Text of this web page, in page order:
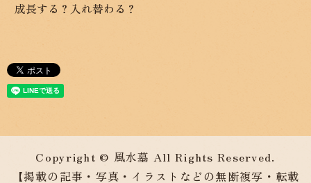
成長する？入れ替わる？
Copyright © 風水墓 All Rights Reserved.
【掲載の記事・写真・イラストなどの無断複写・転載